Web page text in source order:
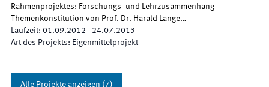
Rahmenprojektes: Forschungs- und Lehrzusammenhang
Themenkonstitution von Prof. Dr. Harald Lange…
Laufzeit: 01.09.2012 - 24.07.2013
Art des Projekts: Eigenmittelprojekt
Alle Projekte anzeigen (7)